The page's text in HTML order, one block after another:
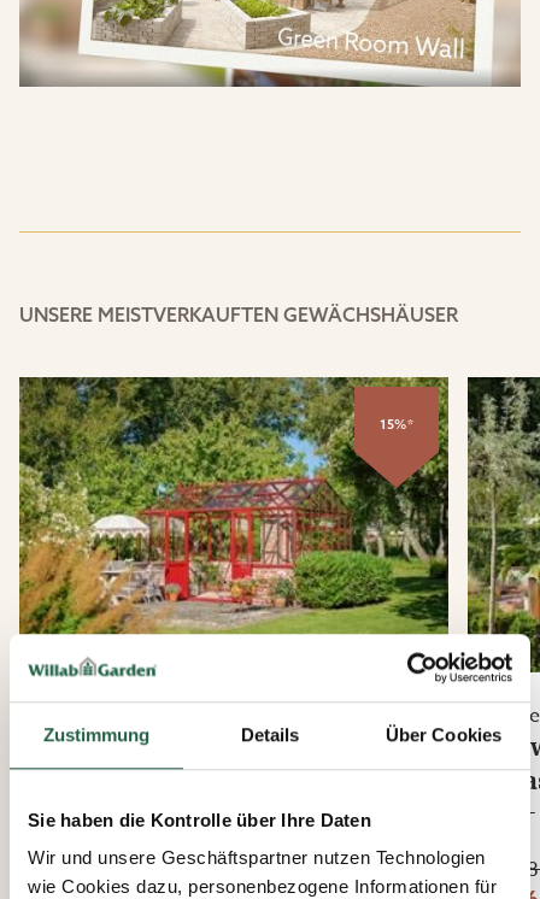
Zustimmung Details Über Cookies
Sie haben die Kontrolle über Ihre Daten
Wir und unsere Geschäftspartner nutzen Technologien
wie Cookies dazu, personenbezogene Informationen für
UNSERE MEISTVERKAUFTEN GEWÄCHSHÄUSER
15%*
Gothic 309
9,6 - 27,8 m²
Ab
4.934 €
4 193,90 €